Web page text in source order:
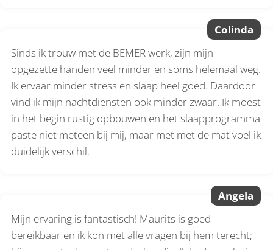
Colinda
Sinds ik trouw met de BEMER werk, zijn mijn
opgezette handen veel minder en soms helemaal weg.
Ik ervaar minder stress en slaap heel goed. Daardoor
vind ik mijn nachtdiensten ook minder zwaar. Ik moest
in het begin rustig opbouwen en het slaapprogramma
paste niet meteen bij mij, maar met met de mat voel ik
duidelijk verschil.
Angela
Mijn ervaring is fantastisch! Maurits is goed
bereikbaar en ik kon met alle vragen bij hem terecht;